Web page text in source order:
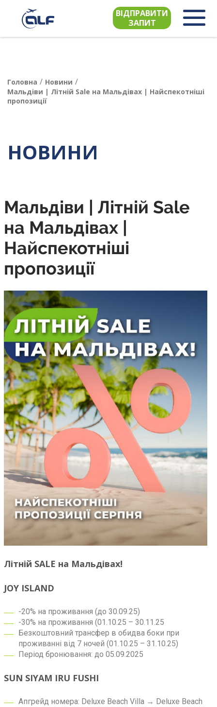
ВІДПРАВИТИ
ЗАПИТ
Головна / Новини /
Мальдіви | Літній Sale на Мальдівах | Найспекотніші
пропозиції
НОВИНИ
Мальдіви | Літній Sale
на Мальдівах |
Найспекотніші
пропозиції
Літній SALE на Мальдівах!
JOY ISLAND
-20% на проживання (до 30.09.25)
-30% на проживання (01.10.25 – 30.11.25
Безкоштовний трансфер в обидва боки при
проживанні від 7 ночей (01.10.25 – 31.10.25)
Період бронювання: до 05.09.2025
SUN SIYAM IRU FUSHI
Апгрейд номера: Deluxe Beach Villa → Deluxe Beach